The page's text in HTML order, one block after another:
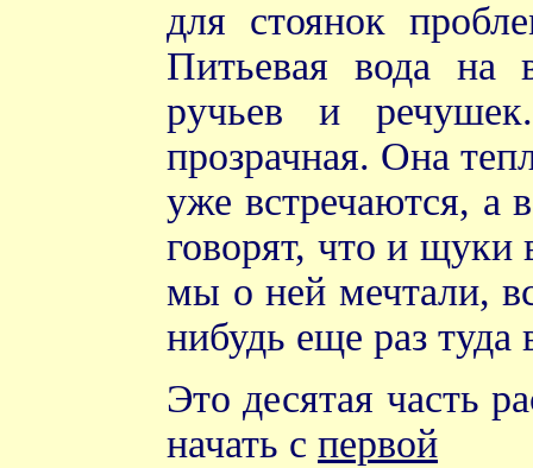
для стоянок
Питьевая вода на
ручьев и
прозрачная. Она
уже встречаются, а
говорят, что и щуки
мы о ней мечтали,
нибудь еще раз туда
Это десятая часть
начать с первой